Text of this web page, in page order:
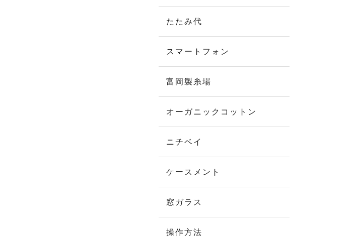
たたみ代
スマートフォン
富岡製糸場
オーガニックコットン
ニチベイ
ケースメント
窓ガラス
操作方法